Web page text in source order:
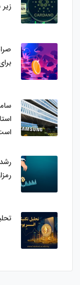
زیر سطح